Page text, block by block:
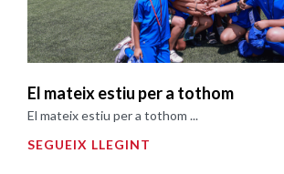
El mateix estiu per a tothom
El mateix estiu per a tothom ...
SEGUEIX LLEGINT